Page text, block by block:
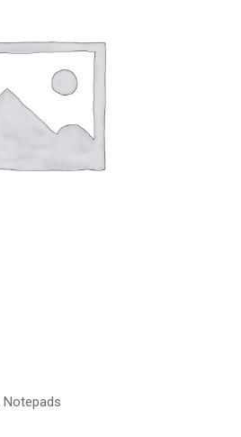
Notepads